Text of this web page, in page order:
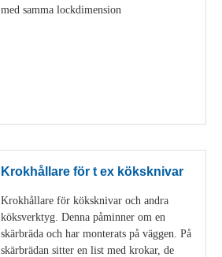
med samma lockdimension
Krokhållare för t ex köksknivar
Krokhållare för köksknivar och andra
köksverktyg. Denna påminner om en
skärbräda och har monterats på väggen. På
skärbrädan sitter en list med krokar, de